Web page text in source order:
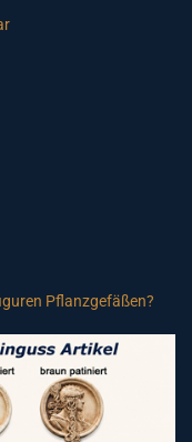
Pflanzgefäßen?